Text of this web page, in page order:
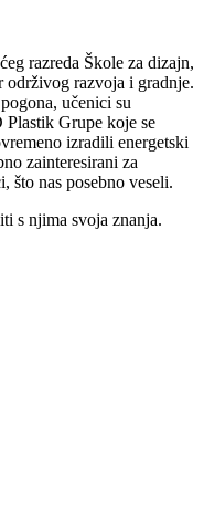
razreda Škole za dizajn,
razvoja i gradnje.
učenici su
Grupe koje se
izradili energetski
zainteresirani za
što nas posebno veseli.
s njima svoja znanja.